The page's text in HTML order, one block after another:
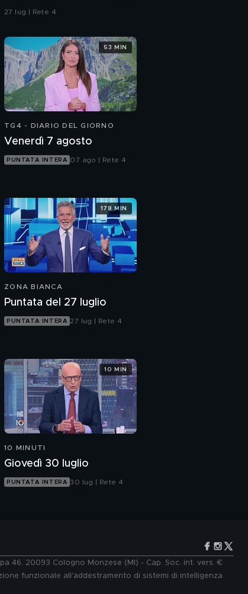
della strada"
27 lug | Rete 4
TG4 - DIARIO DEL GIORNO
Venerdì 7 agosto
PUNTATA INTERA 07 ago | Rete 4
53 MIN
ZONA BIANCA
Puntata del 27 luglio
PUNTATA INTERA 27 lug | Rete 4
178 MIN
10 MINUTI
Giovedì 30 luglio
PUNTATA INTERA 30 lug | Rete 4
10 MIN
46, 20093 Cologno Monzese (MI) - Cap. Soc. int. vers. €
funzionale all'addestramento di sistemi di intelligenza